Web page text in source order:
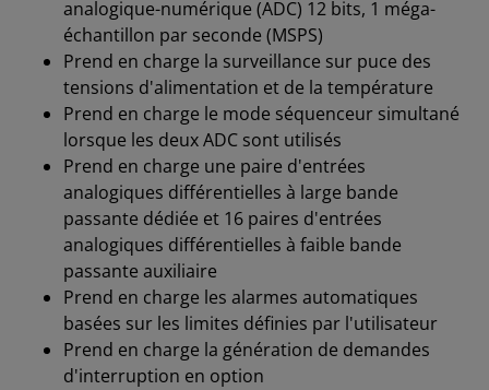
analogique-numérique (ADC) 12 bits, 1 méga-
échantillon par seconde (MSPS)
Prend en charge la surveillance sur puce des
tensions d'alimentation et de la température
Prend en charge le mode séquenceur simultané
lorsque les deux ADC sont utilisés
Prend en charge une paire d'entrées
analogiques différentielles à large bande
passante dédiée et 16 paires d'entrées
analogiques différentielles à faible bande
passante auxiliaire
Prend en charge les alarmes automatiques
basées sur les limites définies par l'utilisateur
Prend en charge la génération de demandes
d'interruption en option